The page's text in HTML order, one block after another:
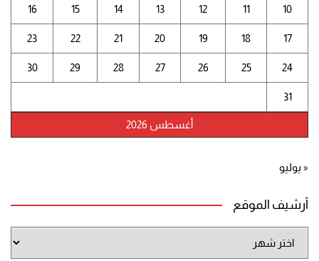
أغسطس 2026
10
11
12
13
14
15
16
17
18
19
20
21
22
23
24
25
26
27
28
29
30
31
« يوليو
أرشيف الموقع
الموقع